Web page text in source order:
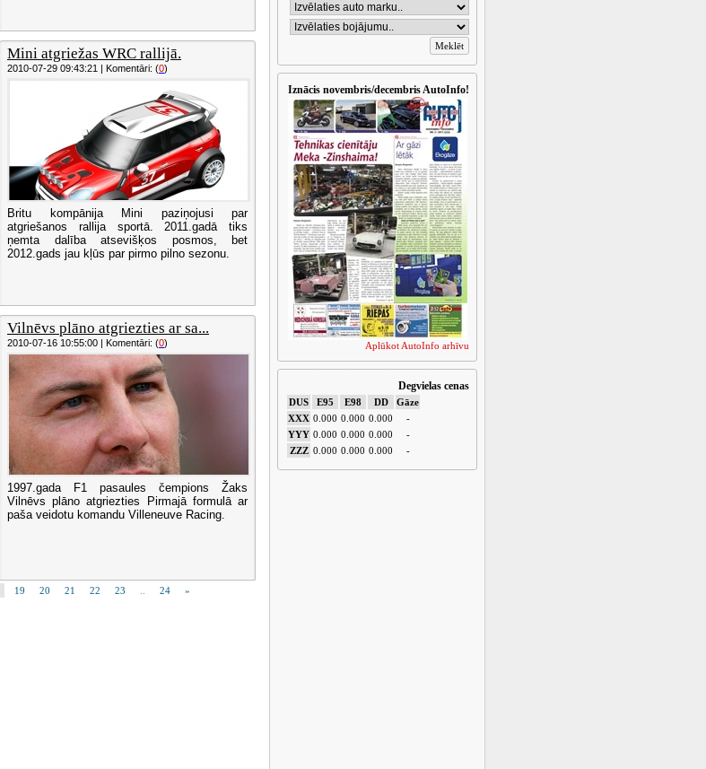
Mini atgriežas WRC rallijā.
2010-07-29 09:43:21 | Komentāri: (0)
Britu kompānija Mini paziņojusi par
atgriešanos rallija sportā. 2011.gadā tiks
ņemta dalība atsevišķos posmos, bet
2012.gads jau kļūs par pirmo pilno sezonu.
Vilnēvs plāno atgriezties ar sa...
2010-07-16 10:55:00 | Komentāri: (0)
1997.gada F1 pasaules čempions Žaks
Vilnēvs plāno atgriezties Pirmajā formulā ar
paša veidotu komandu Villeneuve Racing.
19 20 21 22 23 24 »
Iznācis novembris/decembris AutoInfo!
Aplūkot AutoInfo arhīvu
Degvielas cenas
DUS E95 E98 DD
Gāze
XXX 0.000 0.000 0.000
-
YYY 0.000 0.000 0.000
-
ZZZ 0.000 0.000 0.000 -